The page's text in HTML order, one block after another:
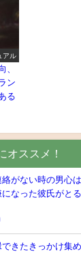
アル
、
ン
る
オススメ！
がない時の男心
なった彼氏がと
できたきっかけ集